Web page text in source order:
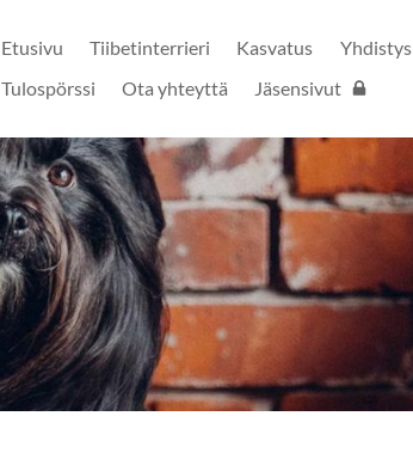
Etusivu Tiibetinterrieri Kasvatus Yhdistys
Tulospörssi
Ota yhteyttä Jäsensivut